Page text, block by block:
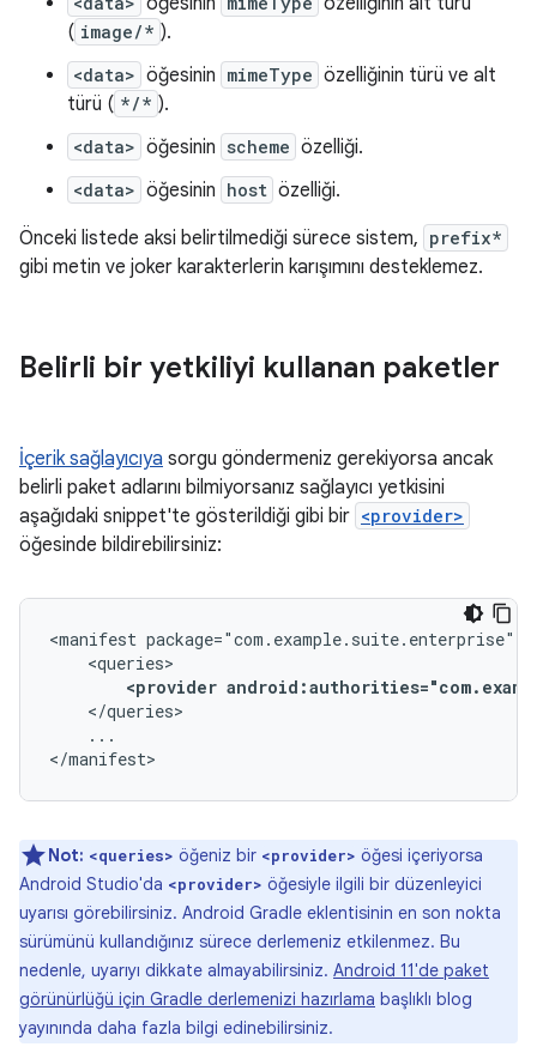
( image/* ).
<data> öğesinin mimeType özelliğinin türü ve alt
türü ( */* ).
<data> öğesinin scheme özelliği.
<data> öğesinin host özelliği.
Önceki listede aksi belirtilmediği sürece sistem, prefix*
gibi metin ve joker karakterlerin karışımını desteklemez.
Belirli bir yetkiliyi kullanan paketler
İçerik sağlayıcıya sorgu göndermeniz gerekiyorsa ancak
belirli paket adlarını bilmiyorsanız sağlayıcı yetkisini
aşağıdaki snippet'te gösterildiği gibi bir <provider>
öğesinde bildirebilirsiniz:
<manifest
<provider
...
</manifest>
Not: <queries> öğeniz bir <provider> öğesi içeriyorsa
Android Studio'da <provider> öğesiyle ilgili bir düzenleyici
uyarısı görebilirsiniz. Android Gradle eklentisinin en son nokta
sürümünü kullandığınız sürece derlemeniz etkilenmez. Bu
nedenle, uyarıyı dikkate almayabilirsiniz. Android 11'de paket
görünürlüğü için Gradle derlemenizi hazırlama başlıklı blog
yayınında daha fazla bilgi edinebilirsiniz.